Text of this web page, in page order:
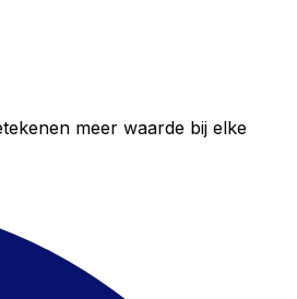
meer waarde bij elke